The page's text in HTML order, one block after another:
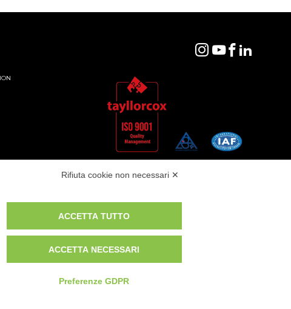
Rifiuta cookie non necessari ✕
ACCETTA TUTTO
ACCETTA NECESSARI
Preferenze GDPR